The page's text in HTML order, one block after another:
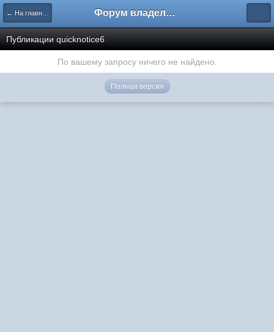
← На главную Форум владельцев интернет-магазинов
Публикации quicknotice6
По вашему запросу ничего не найдено.
Полная версия